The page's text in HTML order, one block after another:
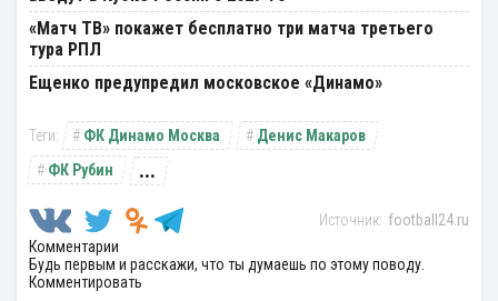
«Матч ТВ» покажет бесплатно три матча третьего
тура РПЛ
Ещенко предупредил московское «Динамо»
ФК Динамо Москва
Денис Макаров
ФК Рубин
...
football24.ru
Комментарии
Будь первым и расскажи, что ты думаешь по этому поводу.
Комментировать